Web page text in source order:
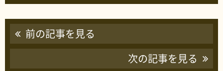
前の記事を見る
次の記事を見る